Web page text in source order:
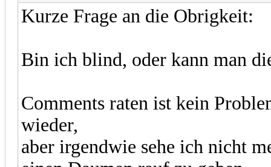
Kurze Frage an die Obrigkeit:
Bin ich blind, oder kann man
Comments raten ist kein
wieder,
aber irgendwie sehe ich nicht